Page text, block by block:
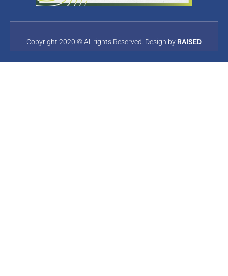
Copyright 2020 © All rights Reserved. Design by RAISED